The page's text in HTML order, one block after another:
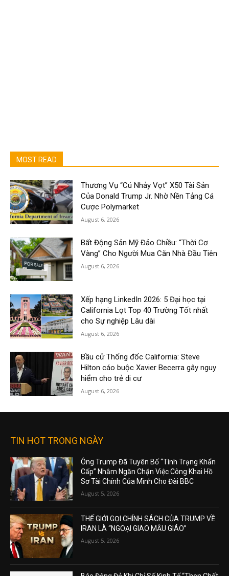
MOST READ
Thương Vụ “Cú Nhảy Vọt” X50 Tài Sản
Của Donald Trump Jr. Nhờ Nền Tảng Cá
Cược Polymarket
August 6, 2026
Bất Động Sản Mỹ Đảo Chiều: “Thời Cơ
Vàng” Cho Người Mua Căn Nhà Đầu Tiên
August 6, 2026
Xếp hạng LinkedIn 2026: 5 Đại học tại
California Lọt Top 40 Trường Tốt nhất
cho Sự nghiệp Lâu dài
August 6, 2026
Bầu cử Thống đốc California: Steve
Hilton cáo buộc Xavier Becerra gây nguy
hiểm cho trẻ di cư
August 6, 2026
TIN HOT TRONG NGÀY
Ông Trump Đã Tuyên Bố “Tình Trạng Khẩn
Cấp” Nhằm Ngăn Chặn Việc Công Khai Hồ
Sơ Tài Chính Của Mình Cho Đài BBC
August 5, 2026
THẾ GIỚI GỌI CHÍNH SÁCH CỦA TRUMP VỀ
IRAN LÀ “NGOẠI GIAO MẪU GIÁO”
August 5, 2026